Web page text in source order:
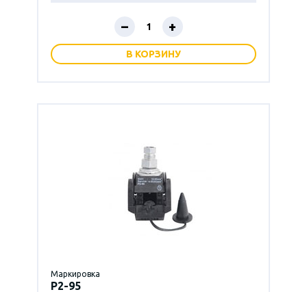
– +
В КОРЗИНУ
Маркировка
P2-95